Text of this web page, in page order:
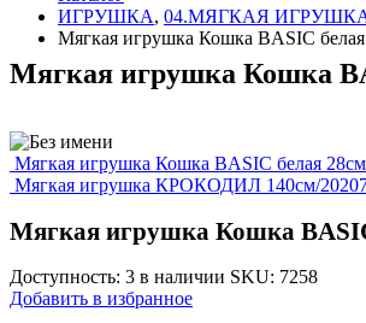
ИГРУШКА, 04.МЯГКАЯ
Мягкая игрушка Кошка BASIC
Мягкая игрушка Кошка
Мягкая игрушка Кошка BASIC белая
Мягкая игрушка КРОКОДИЛ 140см/
Мягкая игрушка Кошка
Доступность: 3 в наличии SKU: 7258
Добавить в избранное